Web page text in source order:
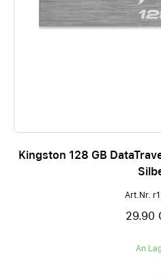
Kingston 128 GB
Art.Nr.
29.90
An